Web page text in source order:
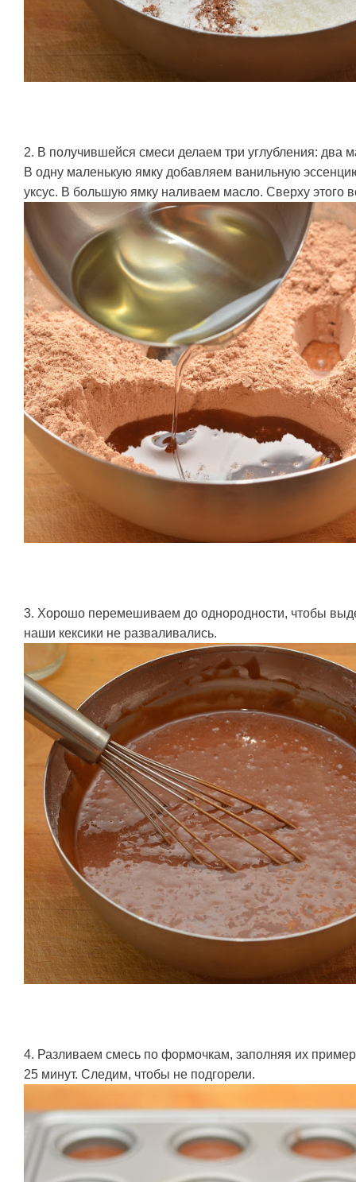
2. В получившейся смеси делаем три углубления: два
В одну маленькую ямку добавляем ванильную
уксус. В большую ямку наливаем масло. Сверху этого
3. Хорошо перемешиваем до однородности, чтобы
наши кексики не разваливались.
4. Разливаем смесь по формочкам, заполняя их
25 минут. Следим, чтобы не подгорели.